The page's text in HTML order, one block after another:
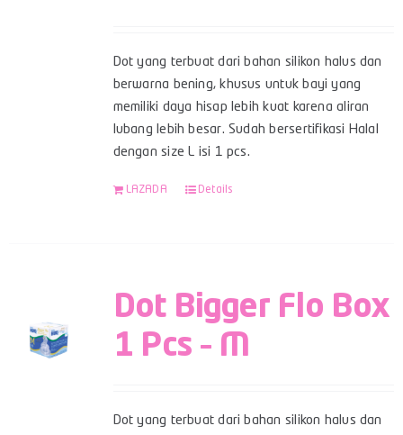
Dot yang terbuat dari bahan silikon halus dan
berwarna bening, khusus untuk bayi yang
memiliki daya hisap lebih kuat karena aliran
lubang lebih besar. Sudah bersertifikasi Halal
dengan size L isi 1 pcs.
LAZADA Details
Dot Bigger Flo Box
1 Pcs – M
Dot yang terbuat dari bahan silikon halus dan